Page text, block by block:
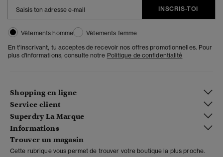
INSCRIS-TOI
Vêtements homme
Vêtements femme
En t'inscrivant, tu acceptes de recevoir nos offres promotionnelles. Pour
plus d'informations, consulte notre Politique de confidentialité
Shopping en ligne
Service client
Superdry La Marque
Informations
Trouver un magasin
Cette rubrique vous permet de trouver votre boutique la plus proche.